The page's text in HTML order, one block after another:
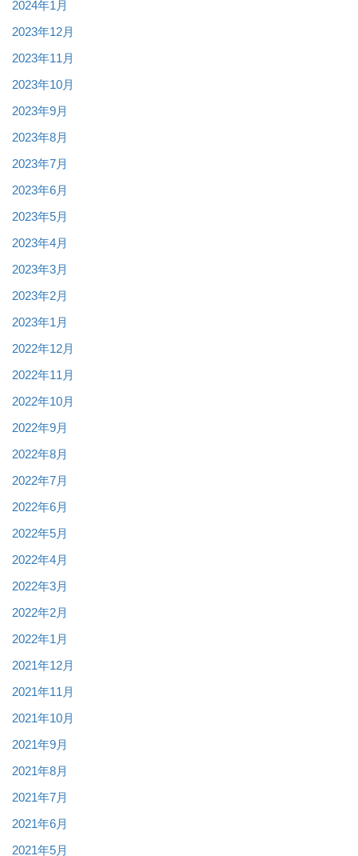
2024年1月
2023年12月
2023年11月
2023年10月
2023年9月
2023年8月
2023年7月
2023年6月
2023年5月
2023年4月
2023年3月
2023年2月
2023年1月
2022年12月
2022年11月
2022年10月
2022年9月
2022年8月
2022年7月
2022年6月
2022年5月
2022年4月
2022年3月
2022年2月
2022年1月
2021年12月
2021年11月
2021年10月
2021年9月
2021年8月
2021年7月
2021年6月
2021年5月